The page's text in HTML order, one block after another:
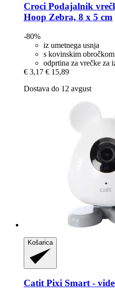
Croci Podajalnik
Hoop Zebra, 8 x 5 cm
-80%
iz umetnega usnja
s kovinskim
odprtina za vrečke za
€ 3,17 € 15,89
Dostava do 12 avgust
Košarica
CatitPixi Smart -​